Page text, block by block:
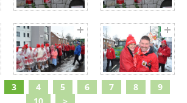
3 4 5 6 7 8
9